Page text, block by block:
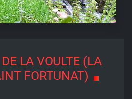
LA VOULTE (LA
FORTUNAT)